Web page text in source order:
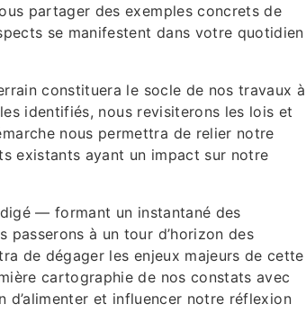
partager des exemples concrets de
se manifestent dans votre quotidien
constituera le socle de nos travaux à
identifiés, nous revisiterons les lois et
nous permettra de relier notre
existants ayant un impact sur notre
— formant un instantané des
à un tour d’horizon des
de dégager les enjeux majeurs de cette
cartographie de nos constats avec
et influencer notre réflexion